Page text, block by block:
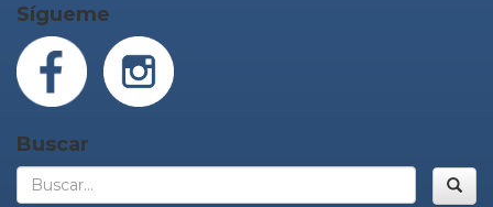
Sígueme
Buscar